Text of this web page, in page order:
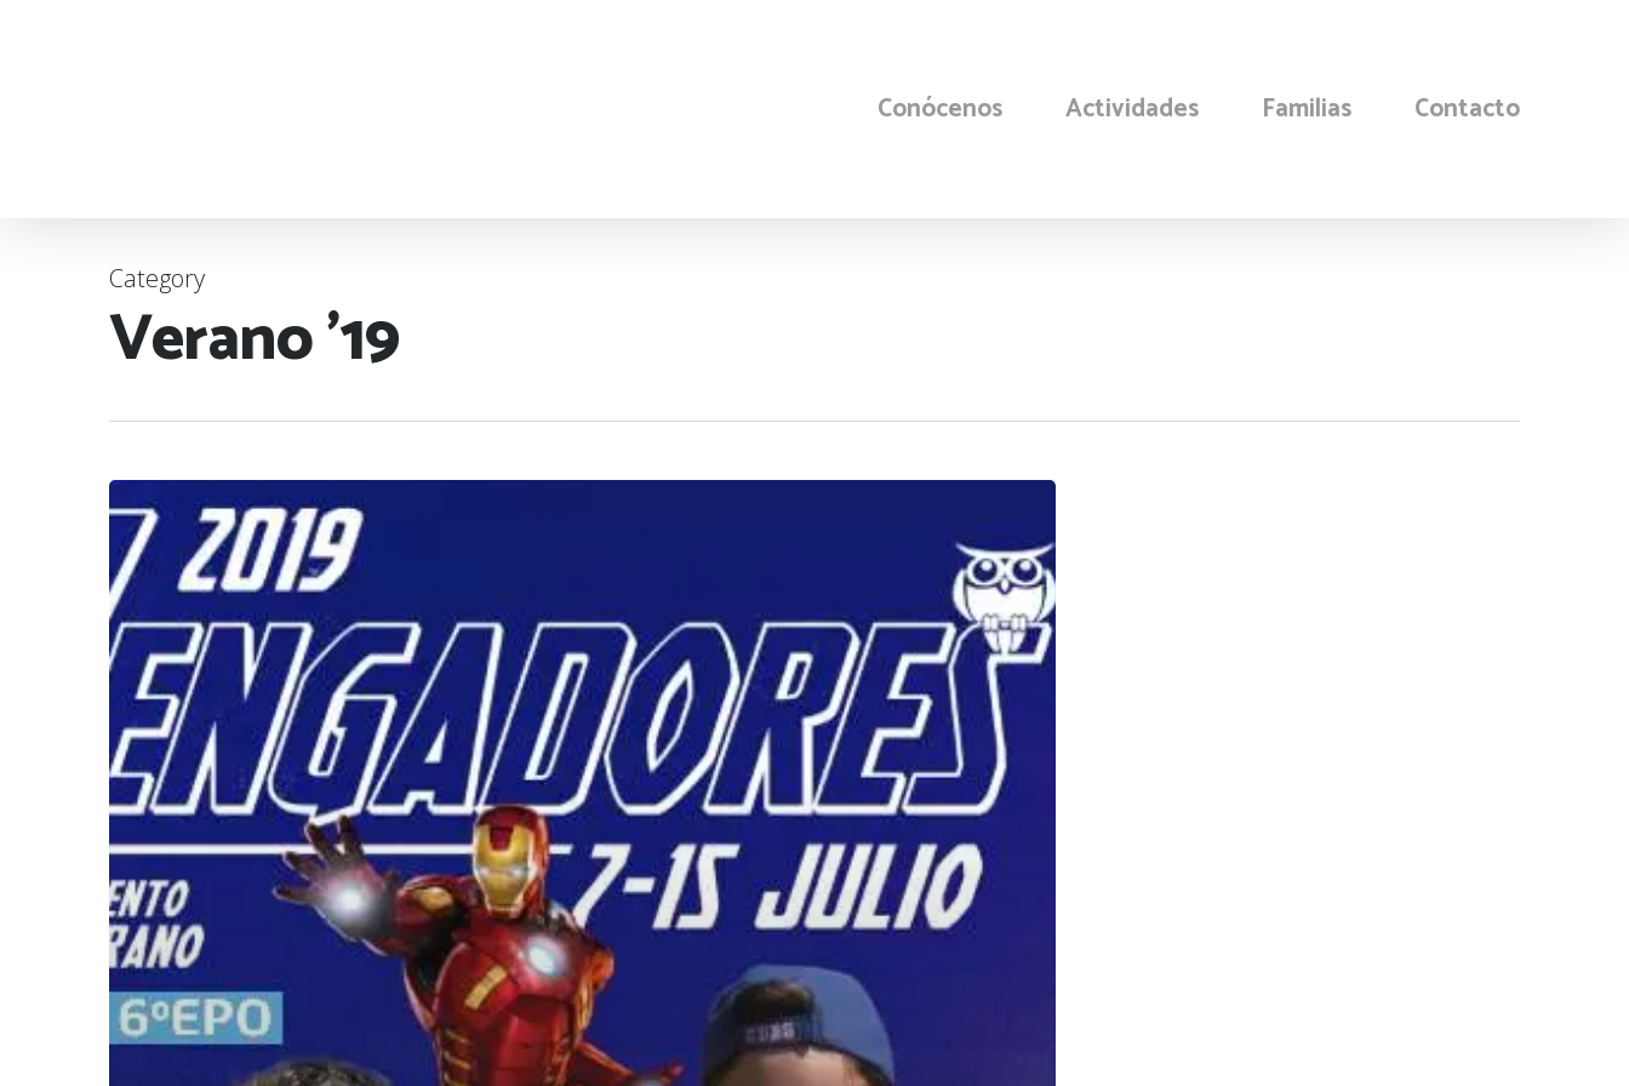
Conócenos Actividades Familias Contacto
Category
Verano ’19